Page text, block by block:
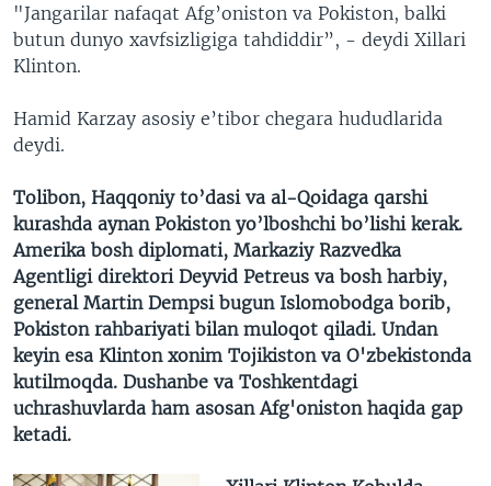
"Jangarilar nafaqat Afg’oniston va Pokiston, balki
butun dunyo xavfsizligiga tahdiddir”, - deydi Xillari
Klinton.
Hamid Karzay asosiy e’tibor chegara hududlarida
deydi.
Tolibon, Haqqoniy to’dasi va al-Qoidaga qarshi
kurashda aynan Pokiston yo’lboshchi bo’lishi kerak.
Amerika bosh diplomati, Markaziy Razvedka
Agentligi direktori Deyvid Petreus va bosh harbiy,
general Martin Dempsi bugun Islomobodga borib,
Pokiston rahbariyati bilan muloqot qiladi. Undan
keyin esa Klinton xonim Tojikiston va O'zbekistonda
kutilmoqda. Dushanbe va Toshkentdagi
uchrashuvlarda ham asosan Afg'oniston haqida gap
ketadi.